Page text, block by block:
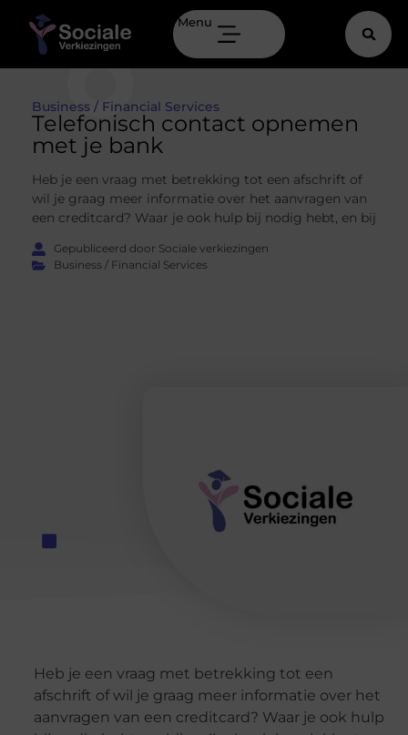
Menu
Business / Financial Services
Telefonisch contact opnemen
met je bank
Heb je een vraag met betrekking tot een afschrift of
wil je graag meer informatie over het aanvragen van
een creditcard? Waar je ook hulp bij nodig hebt, en bij
Gepubliceerd door Sociale verkiezingen
Business / Financial Services
Heb je een vraag met betrekking tot een
afschrift of wil je graag meer informatie over het
aanvragen van een creditcard? Waar je ook hulp